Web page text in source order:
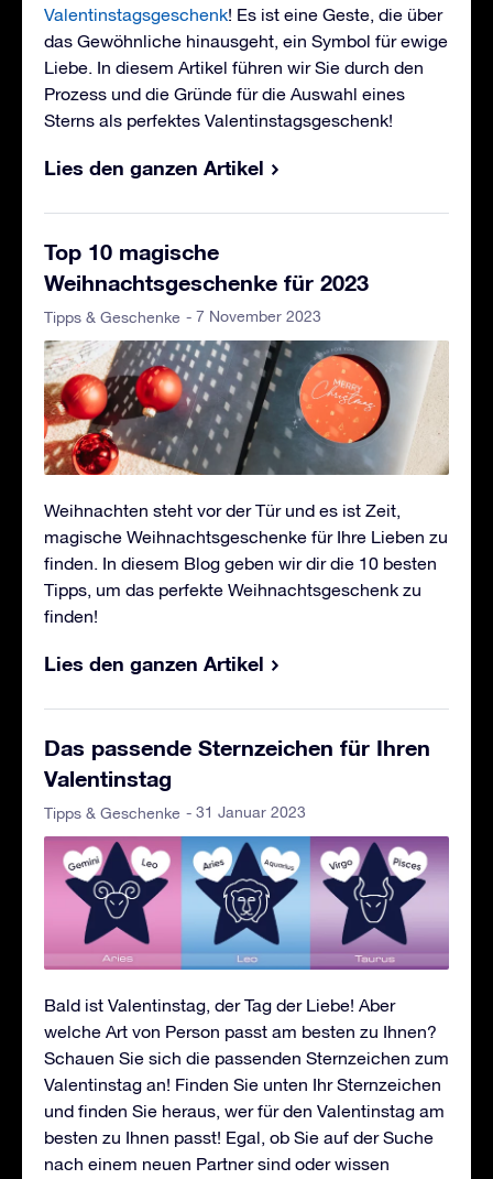
Valentinstagsgeschenk! Es ist eine Geste, die über
das Gewöhnliche hinausgeht, ein Symbol für ewige
Liebe. In diesem Artikel führen wir Sie durch den
Prozess und die Gründe für die Auswahl eines
Sterns als perfektes Valentinstagsgeschenk!
Lies den ganzen Artikel
Top 10 magische
Weihnachtsgeschenke für 2023
Tipps & Geschenke - 7 November 2023
Weihnachten steht vor der Tür und es ist Zeit,
magische Weihnachtsgeschenke für Ihre Lieben zu
finden. In diesem Blog geben wir dir die 10 besten
Tipps, um das perfekte Weihnachtsgeschenk zu
finden!
Lies den ganzen Artikel
Das passende Sternzeichen für Ihren
Valentinstag
Tipps & Geschenke - 31 Januar 2023
Bald ist Valentinstag, der Tag der Liebe! Aber
welche Art von Person passt am besten zu Ihnen?
Schauen Sie sich die passenden Sternzeichen zum
Valentinstag an! Finden Sie unten Ihr Sternzeichen
und finden Sie heraus, wer für den Valentinstag am
besten zu Ihnen passt! Egal, ob Sie auf der Suche
nach einem neuen Partner sind oder wissen